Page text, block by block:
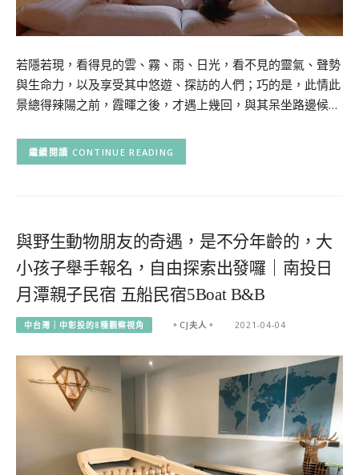
若隱若現，看得見的雲、霧、雨、日光，看不見的靈氣、聲勢
與生命力，以及享受其中悠遊、探訪的人們；巧的是，此情此
景總得辣陽之前，霞暉之後，才遇上幾回，與其呆坐路邊候…
CONTINUE READING
與野生動物朋友的奇遇，是不分年齡的，大
小孩子舉手報名，自由探索出發囉｜南投日
月潭親子民宿 五船民宿5Boat B&B
中台灣｜中彰投的8種觀察視角 。CJ夫人。 2021-04-04